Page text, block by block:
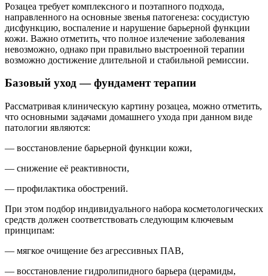
Розацеа требует комплексного и поэтапного подхода,
направленного на основные звенья патогенеза: сосудистую
дисфункцию, воспаление и нарушение барьерной функции
кожи. Важно отметить, что полное излечение заболевания
невозможно, однако при правильно выстроенной терапии
возможно достижение длительной и стабильной ремиссии.
Базовый уход — фундамент терапии
Рассматривая клиническую картину розацеа, можно отметить,
что основными задачами домашнего ухода при данном виде
патологии являются:
— восстановление барьерной функции кожи,
— снижение её реактивности,
— профилактика обострений.
При этом подбор индивидуального набора косметологических
средств должен соответствовать следующим ключевым
принципам:
— мягкое очищение без агрессивных ПАВ,
— восстановление гидролипидного барьера (церамиды,